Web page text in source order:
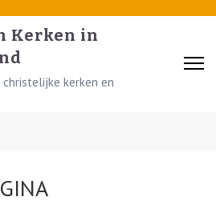
Kerken in
christelijke kerken en